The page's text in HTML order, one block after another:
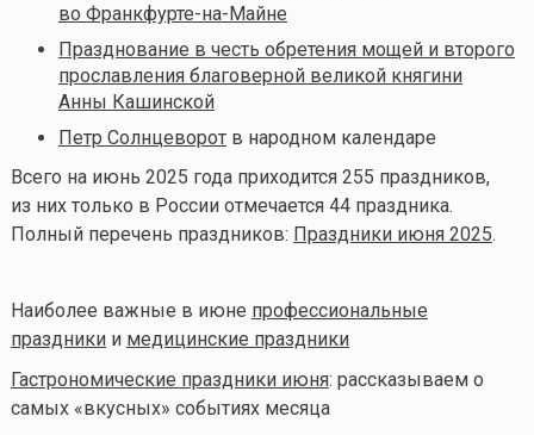
во Франкфурте-на-Майне
Празднование в честь обретения мощей и второго
прославления благоверной великой княгини
Анны Кашинской
Петр Солнцеворотв народном календаре
Всего на июнь 2025 года приходится 255 праздников,
из них только в России отмечается 44 праздника.
Полный перечень праздников: Праздники июня 2025.
Наиболее важные в июне профессиональные
праздникии медицинские праздники
Гастрономические праздники июня: рассказываем о
самых «вкусных» событиях месяца